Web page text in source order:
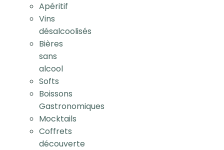
Apéritif
Vins
désalcoolisés
Bières
sans
alcool
Softs
Boissons
Gastronomiques
Mocktails
Coffrets
découverte